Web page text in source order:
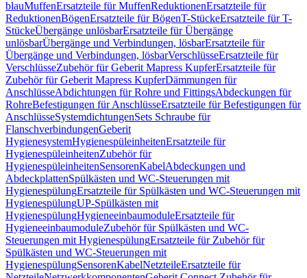
blauMuffenErsatzteile für MuffenReduktionenErsatzteile für
ReduktionenBögenErsatzteile für BögenT-StückeErsatzteile für T-
StückeÜbergänge unlösbarErsatzteile für Übergänge
unlösbarÜbergänge und Verbindungen, lösbarErsatzteile für
Übergänge und Verbindungen, lösbarVerschlüsseErsatzteile für
VerschlüsseZubehör für Geberit Mapress KupferErsatzteile für
Zubehör für Geberit Mapress KupferDämmungen für
AnschlüsseAbdichtungen für Rohre und FittingsAbdeckungen für
RohreBefestigungen für AnschlüsseErsatzteile für Befestigungen für
AnschlüsseSystemdichtungenSets Schraube für
FlanschverbindungenGeberit
HygienesystemHygienespüleinheitenErsatzteile für
HygienespüleinheitenZubehör für
HygienespüleinheitenSensorenKabelAbdeckungen und
AbdeckplattenSpülkästen und WC-Steuerungen mit
HygienespülungErsatzteile für Spülkästen und WC-Steuerungen mit
HygienespülungUP-Spülkästen mit
HygienespülungHygieneeinbaumoduleErsatzteile für
HygieneeinbaumoduleZubehör für Spülkästen und WC-
Steuerungen mit HygienespülungErsatzteile für Zubehör für
Spülkästen und WC-Steuerungen mit
HygienespülungSensorenKabelNetzteileErsatzteile für